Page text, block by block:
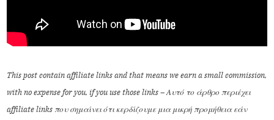
This post contain affiliate links and that means we earn a small commission,
with no expense for you, if you use those links – Αυτό το άρθρο περιέχει
affiliate links που σημαίνει ότι κερδίζουμε μια μικρή προμήθεια εάν